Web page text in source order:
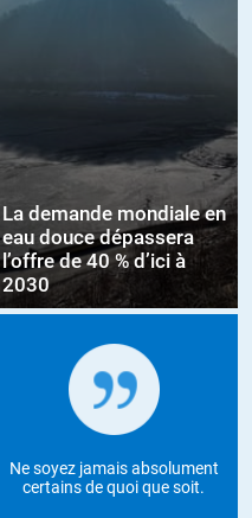
La demande mondiale en
eau douce dépassera
l’offre de 40 % d’ici à
2030
Ne soyez jamais absolument
certains de quoi que soit.